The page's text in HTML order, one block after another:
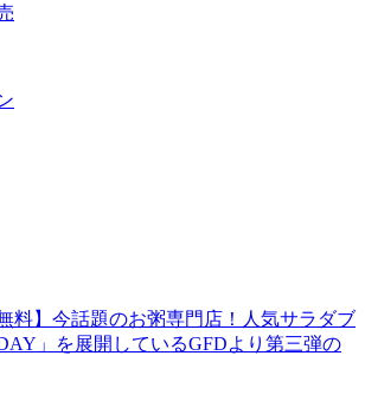
料】今話題のお粥専門店！人気サラダブ
」を展開しているGFDより第三弾の